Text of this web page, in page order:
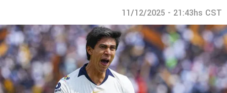
11/12/2025 - 21:43hs CST